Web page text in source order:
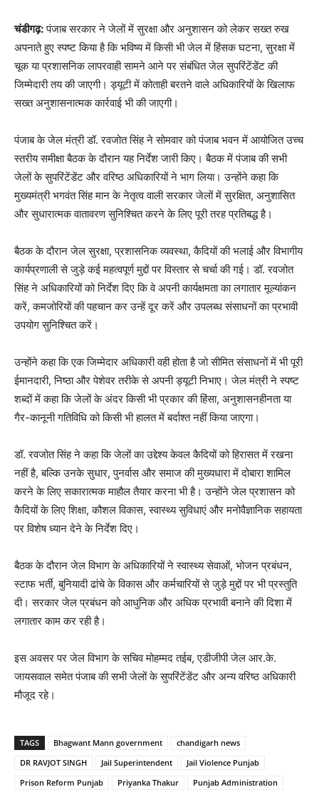
चंडीगढ़:पंजाब सरकार ने जेलों में सुरक्षा और अनुशासन को लेकर सख्त रुख
अपनाते हुए स्पष्ट किया है कि भविष्य में किसी भी जेल में हिंसक घटना, सुरक्षा में
चूक या प्रशासनिक लापरवाही सामने आने पर संबंधित जेल सुपरिंटेंडेंट की
जिम्मेदारी तय की जाएगी। ड्यूटी में कोताही बरतने वाले अधिकारियों के खिलाफ
सख्त अनुशासनात्मक कार्रवाई भी की जाएगी।
पंजाब के जेल मंत्री डॉ. रवजोत सिंह ने सोमवार को पंजाब भवन में आयोजित उच्च
स्तरीय समीक्षा बैठक के दौरान यह निर्देश जारी किए। बैठक में पंजाब की सभी
जेलों के सुपरिंटेंडेंट और वरिष्ठ अधिकारियों ने भाग लिया। उन्होंने कहा कि
मुख्यमंत्री भगवंत सिंह मान के नेतृत्व वाली सरकार जेलों में सुरक्षित, अनुशासित
और सुधारात्मक वातावरण सुनिश्चित करने के लिए पूरी तरह प्रतिबद्ध है।
बैठक के दौरान जेल सुरक्षा, प्रशासनिक व्यवस्था, कैदियों की भलाई और विभागीय
कार्यप्रणाली से जुड़े कई महत्वपूर्ण मुद्दों पर विस्तार से चर्चा की गई। डॉ. रवजोत
सिंह ने अधिकारियों को निर्देश दिए कि वे अपनी कार्यक्षमता का लगातार मूल्यांकन
करें, कमजोरियों की पहचान कर उन्हें दूर करें और उपलब्ध संसाधनों का प्रभावी
उपयोग सुनिश्चित करें।
उन्होंने कहा कि एक जिम्मेदार अधिकारी वही होता है जो सीमित संसाधनों में भी पूरी
ईमानदारी, निष्ठा और पेशेवर तरीके से अपनी ड्यूटी निभाए। जेल मंत्री ने स्पष्ट
शब्दों में कहा कि जेलों के अंदर किसी भी प्रकार की हिंसा, अनुशासनहीनता या
गैर-कानूनी गतिविधि को किसी भी हालत में बर्दाश्त नहीं किया जाएगा।
डॉ. रवजोत सिंह ने कहा कि जेलों का उद्देश्य केवल कैदियों को हिरासत में रखना
नहीं है, बल्कि उनके सुधार, पुनर्वास और समाज की मुख्यधारा में दोबारा शामिल
करने के लिए सकारात्मक माहौल तैयार करना भी है। उन्होंने जेल प्रशासन को
कैदियों के लिए शिक्षा, कौशल विकास, स्वास्थ्य सुविधाएं और मनोवैज्ञानिक सहायता
पर विशेष ध्यान देने के निर्देश दिए।
बैठक के दौरान जेल विभाग के अधिकारियों ने स्वास्थ्य सेवाओं, भोजन प्रबंधन,
स्टाफ भर्ती, बुनियादी ढांचे के विकास और कर्मचारियों से जुड़े मुद्दों पर भी प्रस्तुति
दी। सरकार जेल प्रबंधन को आधुनिक और अधिक प्रभावी बनाने की दिशा में
लगातार काम कर रही है।
इस अवसर पर जेल विभाग के सचिव मोहम्मद तईब, एडीजीपी जेल आर.के.
जायसवाल समेत पंजाब की सभी जेलों के सुपरिंटेंडेंट और अन्य वरिष्ठ अधिकारी
मौजूद रहे।
TAGS Bhagwant Mann government
chandigarh news
DR RAVJOT SINGH
Jail Superintendent
Jail Violence Punjab
Prison Reform Punjab
Priyanka Thakur
Punjab Administration